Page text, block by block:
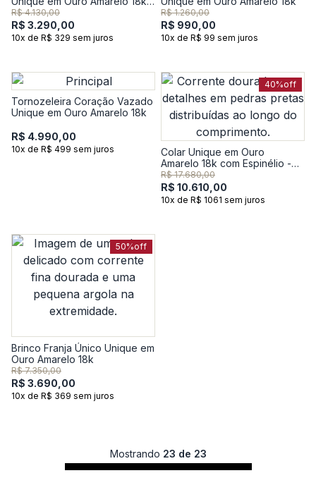
18 cm
R$ 4.130,00
R$ 3.290,00
10x de R$ 329 sem juros
R$ 1.260,00
R$ 990,00
10x de R$ 99 sem juros
Tornozeleira Coração Vazado
Unique em Ouro Amarelo 18k
R$ 4.990,00
10x de R$ 499 sem juros
40%off
Colar Unique em Ouro
Amarelo 18k com Espinélio -
60 cm
R$ 17.680,00
R$ 10.610,00
10x de R$ 1061 sem juros
50%off
Brinco Franja Único Unique em
Ouro Amarelo 18k
R$ 7.350,00
R$ 3.690,00
10x de R$ 369 sem juros
Mostrando 23 de 23